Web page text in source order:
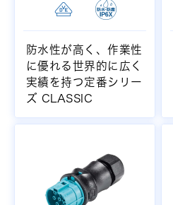
防水性が高く、作業性
に優れる世界的に広く
実績を持つ定番シリー
ズ CLASSIC